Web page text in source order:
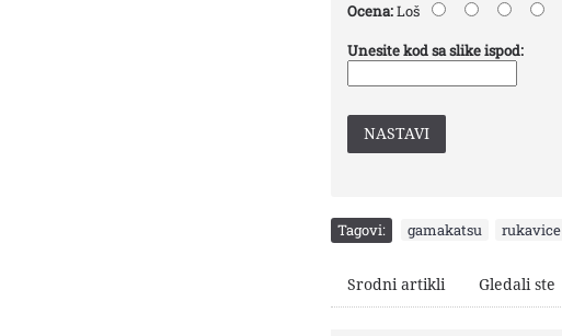
Ocena:Loš
Unesite kod sa slike ispod:
NASTAVI
Tagovi: gamakatsu rukavice
Srodni artikli Gledali ste